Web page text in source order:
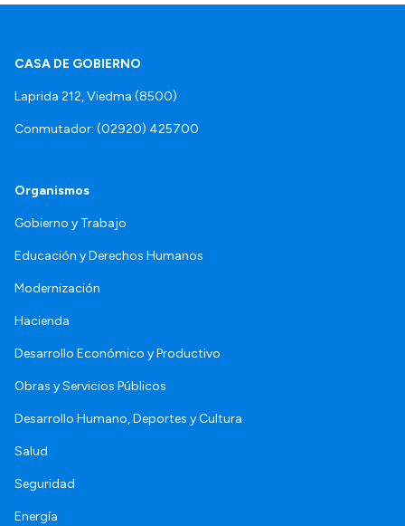
CASA DE GOBIERNO
Laprida 212, Viedma (8500)
Conmutador: (02920) 425700
Organismos
Gobierno y Trabajo
Educación y Derechos Humanos
Modernización
Hacienda
Desarrollo Económico y Productivo
Obras y Servicios Públicos
Desarrollo Humano, Deportes y Cultura
Salud
Seguridad
Energía